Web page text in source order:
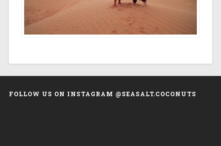
FOLLOW US ON INSTAGRAM @SEASALT.COCONUTS